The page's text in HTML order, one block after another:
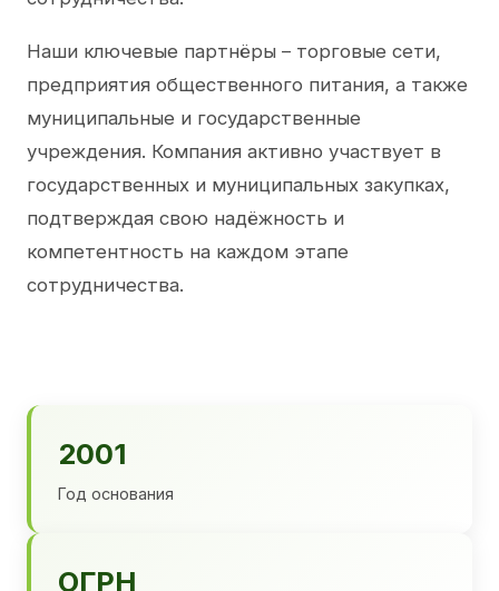
Наши ключевые партнёры – торговые сети,
предприятия общественного питания, а также
муниципальные и государственные
учреждения. Компания активно участвует в
государственных и муниципальных закупках,
подтверждая свою надёжность и
компетентность на каждом этапе
сотрудничества.
2001
Год основания
ОГРН